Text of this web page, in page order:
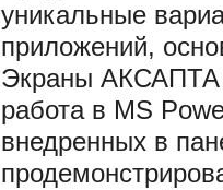
уникальные
приложений,
Экраны АКСАПТА
работа в MS
внедренных в